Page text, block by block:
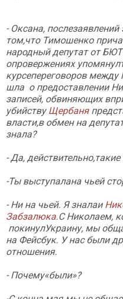
- Оксана,
том,что Тимошенко
народный депутат от
опровержениях
курсепереговоров
шла о предоставлении
записей, обвиняющих
убийствуЩербаня
власти,в обмен на
знала?
- Да,
-Ты выступалана чьей
- Ни на чьей. Я зналаи
Забзалюка.С Николаем,
покинулУкраину, мы
на Фейсбук. У нас были
отношения.
- Почему«были»?